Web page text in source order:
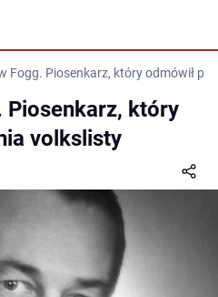
Fogg. Piosenkarz, który odmówił
Piosenkarz, który
volkslisty